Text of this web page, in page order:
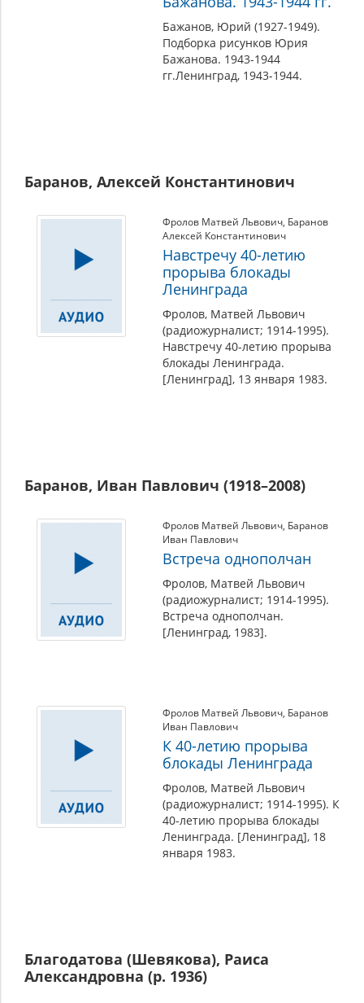
Бажанов, Юрий (1927-1949).
Подборка рисунков Юрия
Бажанова. 1943-1944
гг.Ленинград, 1943-1944.
Баранов, Алексей Константинович
Фролов Матвей Львович, Баранов
Алексей Константинович
Навстречу 40-летию
прорыва блокады
Ленинграда
Фролов, Матвей Львович
(радиожурналист; 1914-1995).
Навстречу 40-летию прорыва
блокады Ленинграда.
[Ленинград], 13 января 1983.
Баранов, Иван Павлович (1918–2008)
Фролов Матвей Львович, Баранов
Иван Павлович
Встреча однополчан
Фролов, Матвей Львович
(радиожурналист; 1914-1995).
Встреча однополчан.
[Ленинград, 1983].
Фролов Матвей Львович, Баранов
Иван Павлович
К 40-летию прорыва
блокады Ленинграда
Фролов, Матвей Львович
(радиожурналист; 1914-1995). К
40-летию прорыва блокады
Ленинграда. [Ленинград], 18
января 1983.
Благодатова (Шевякова), Раиса
Александровна (р. 1936)